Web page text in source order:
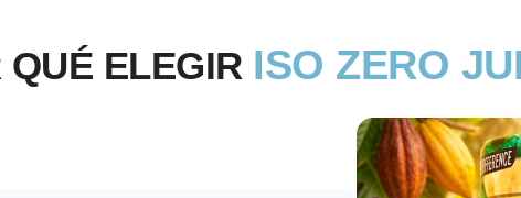
QUÉ ELEGIR ISO ZERO